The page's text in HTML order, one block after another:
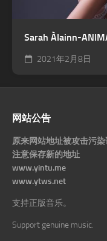
Sarah Àlainn-
2021年2月8日
网站公告
原来网站地址被攻击污
注意保存新的地址
www.yintu.me
www.ytws.net
支持正版音乐。
Support genuine music.